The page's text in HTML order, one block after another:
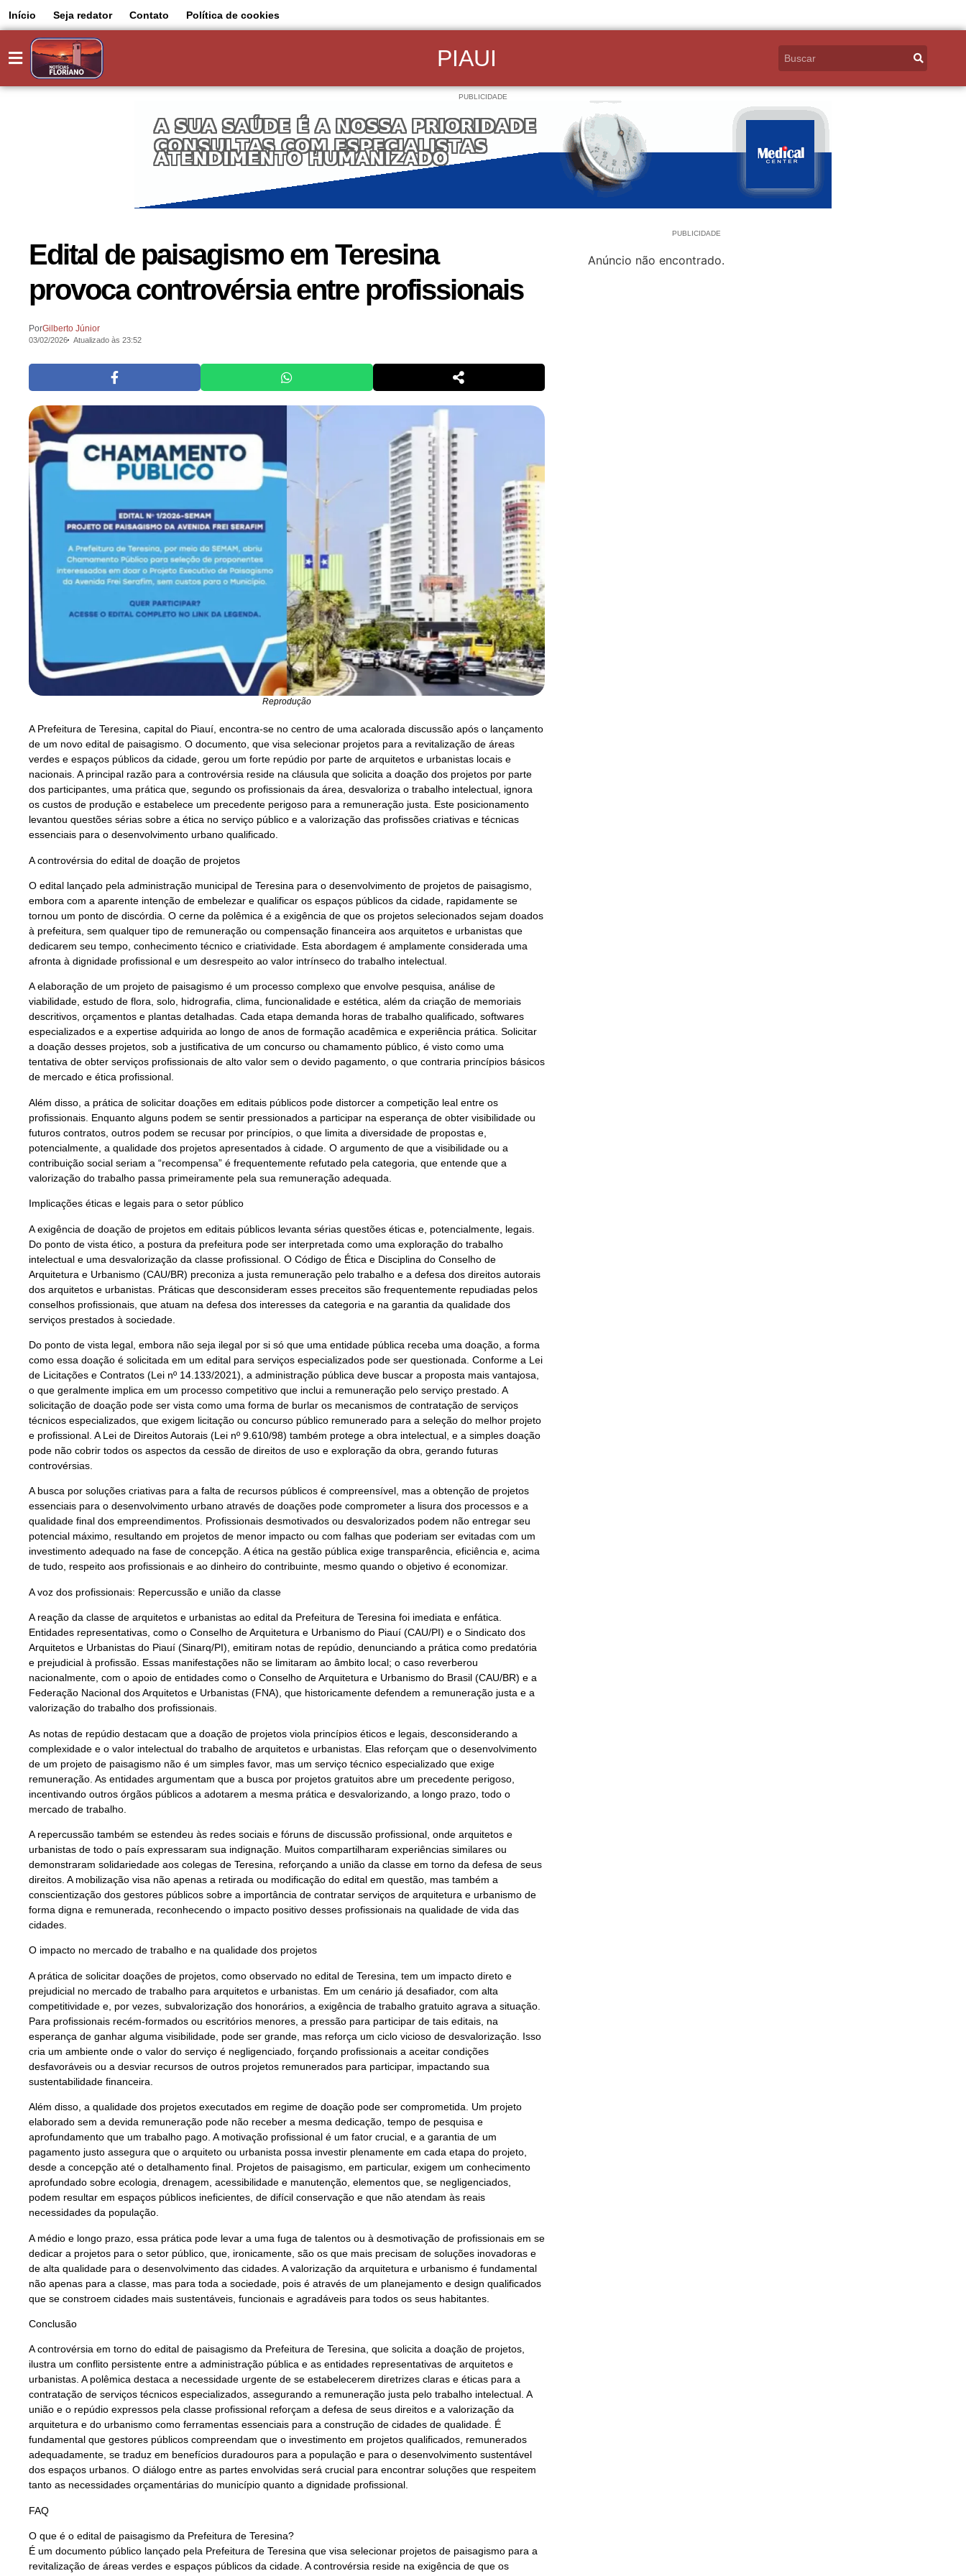
Início Seja redator Contato Política de cookies
PIAUI
PUBLICIDADE
Edital de paisagismo em Teresina
provoca controvérsia entre profissionais
PorGilberto Júnior
03/02/2026 Atualizado às 23:52
Reprodução
A Prefeitura de Teresina, capital do Piauí, encontra-se no centro de uma acalorada discussão após o lançamento
de um novo edital de paisagismo. O documento, que visa selecionar projetos para a revitalização de áreas
verdes e espaços públicos da cidade, gerou um forte repúdio por parte de arquitetos e urbanistas locais e
nacionais. A principal razão para a controvérsia reside na cláusula que solicita a doação dos projetos por parte
dos participantes, uma prática que, segundo os profissionais da área, desvaloriza o trabalho intelectual, ignora
os custos de produção e estabelece um precedente perigoso para a remuneração justa. Este posicionamento
levantou questões sérias sobre a ética no serviço público e a valorização das profissões criativas e técnicas
essenciais para o desenvolvimento urbano qualificado.
A controvérsia do edital de doação de projetos
O edital lançado pela administração municipal de Teresina para o desenvolvimento de projetos de paisagismo,
embora com a aparente intenção de embelezar e qualificar os espaços públicos da cidade, rapidamente se
tornou um ponto de discórdia. O cerne da polêmica é a exigência de que os projetos selecionados sejam doados
à prefeitura, sem qualquer tipo de remuneração ou compensação financeira aos arquitetos e urbanistas que
dedicarem seu tempo, conhecimento técnico e criatividade. Esta abordagem é amplamente considerada uma
afronta à dignidade profissional e um desrespeito ao valor intrínseco do trabalho intelectual.
A elaboração de um projeto de paisagismo é um processo complexo que envolve pesquisa, análise de
viabilidade, estudo de flora, solo, hidrografia, clima, funcionalidade e estética, além da criação de memoriais
descritivos, orçamentos e plantas detalhadas. Cada etapa demanda horas de trabalho qualificado, softwares
especializados e a expertise adquirida ao longo de anos de formação acadêmica e experiência prática. Solicitar
a doação desses projetos, sob a justificativa de um concurso ou chamamento público, é visto como uma
tentativa de obter serviços profissionais de alto valor sem o devido pagamento, o que contraria princípios básicos
de mercado e ética profissional.
Além disso, a prática de solicitar doações em editais públicos pode distorcer a competição leal entre os
profissionais. Enquanto alguns podem se sentir pressionados a participar na esperança de obter visibilidade ou
futuros contratos, outros podem se recusar por princípios, o que limita a diversidade de propostas e,
potencialmente, a qualidade dos projetos apresentados à cidade. O argumento de que a visibilidade ou a
contribuição social seriam a “recompensa” é frequentemente refutado pela categoria, que entende que a
valorização do trabalho passa primeiramente pela sua remuneração adequada.
Implicações éticas e legais para o setor público
A exigência de doação de projetos em editais públicos levanta sérias questões éticas e, potencialmente, legais.
Do ponto de vista ético, a postura da prefeitura pode ser interpretada como uma exploração do trabalho
intelectual e uma desvalorização da classe profissional. O Código de Ética e Disciplina do Conselho de
Arquitetura e Urbanismo (CAU/BR) preconiza a justa remuneração pelo trabalho e a defesa dos direitos autorais
dos arquitetos e urbanistas. Práticas que desconsideram esses preceitos são frequentemente repudiadas pelos
conselhos profissionais, que atuam na defesa dos interesses da categoria e na garantia da qualidade dos
serviços prestados à sociedade.
Do ponto de vista legal, embora não seja ilegal por si só que uma entidade pública receba uma doação, a forma
como essa doação é solicitada em um edital para serviços especializados pode ser questionada. Conforme a Lei
de Licitações e Contratos (Lei nº 14.133/2021), a administração pública deve buscar a proposta mais vantajosa,
o que geralmente implica em um processo competitivo que inclui a remuneração pelo serviço prestado. A
solicitação de doação pode ser vista como uma forma de burlar os mecanismos de contratação de serviços
técnicos especializados, que exigem licitação ou concurso público remunerado para a seleção do melhor projeto
e profissional. A Lei de Direitos Autorais (Lei nº 9.610/98) também protege a obra intelectual, e a simples doação
pode não cobrir todos os aspectos da cessão de direitos de uso e exploração da obra, gerando futuras
controvérsias.
A busca por soluções criativas para a falta de recursos públicos é compreensível, mas a obtenção de projetos
essenciais para o desenvolvimento urbano através de doações pode comprometer a lisura dos processos e a
qualidade final dos empreendimentos. Profissionais desmotivados ou desvalorizados podem não entregar seu
potencial máximo, resultando em projetos de menor impacto ou com falhas que poderiam ser evitadas com um
investimento adequado na fase de concepção. A ética na gestão pública exige transparência, eficiência e, acima
de tudo, respeito aos profissionais e ao dinheiro do contribuinte, mesmo quando o objetivo é economizar.
A voz dos profissionais: Repercussão e união da classe
A reação da classe de arquitetos e urbanistas ao edital da Prefeitura de Teresina foi imediata e enfática.
Entidades representativas, como o Conselho de Arquitetura e Urbanismo do Piauí (CAU/PI) e o Sindicato dos
Arquitetos e Urbanistas do Piauí (Sinarq/PI), emitiram notas de repúdio, denunciando a prática como predatória
e prejudicial à profissão. Essas manifestações não se limitaram ao âmbito local; o caso reverberou
nacionalmente, com o apoio de entidades como o Conselho de Arquitetura e Urbanismo do Brasil (CAU/BR) e a
Federação Nacional dos Arquitetos e Urbanistas (FNA), que historicamente defendem a remuneração justa e a
valorização do trabalho dos profissionais.
As notas de repúdio destacam que a doação de projetos viola princípios éticos e legais, desconsiderando a
complexidade e o valor intelectual do trabalho de arquitetos e urbanistas. Elas reforçam que o desenvolvimento
de um projeto de paisagismo não é um simples favor, mas um serviço técnico especializado que exige
remuneração. As entidades argumentam que a busca por projetos gratuitos abre um precedente perigoso,
incentivando outros órgãos públicos a adotarem a mesma prática e desvalorizando, a longo prazo, todo o
mercado de trabalho.
A repercussão também se estendeu às redes sociais e fóruns de discussão profissional, onde arquitetos e
urbanistas de todo o país expressaram sua indignação. Muitos compartilharam experiências similares ou
demonstraram solidariedade aos colegas de Teresina, reforçando a união da classe em torno da defesa de seus
direitos. A mobilização visa não apenas a retirada ou modificação do edital em questão, mas também a
conscientização dos gestores públicos sobre a importância de contratar serviços de arquitetura e urbanismo de
forma digna e remunerada, reconhecendo o impacto positivo desses profissionais na qualidade de vida das
cidades.
O impacto no mercado de trabalho e na qualidade dos projetos
A prática de solicitar doações de projetos, como observado no edital de Teresina, tem um impacto direto e
prejudicial no mercado de trabalho para arquitetos e urbanistas. Em um cenário já desafiador, com alta
competitividade e, por vezes, subvalorização dos honorários, a exigência de trabalho gratuito agrava a situação.
Para profissionais recém-formados ou escritórios menores, a pressão para participar de tais editais, na
esperança de ganhar alguma visibilidade, pode ser grande, mas reforça um ciclo vicioso de desvalorização. Isso
cria um ambiente onde o valor do serviço é negligenciado, forçando profissionais a aceitar condições
desfavoráveis ou a desviar recursos de outros projetos remunerados para participar, impactando sua
sustentabilidade financeira.
Além disso, a qualidade dos projetos executados em regime de doação pode ser comprometida. Um projeto
elaborado sem a devida remuneração pode não receber a mesma dedicação, tempo de pesquisa e
aprofundamento que um trabalho pago. A motivação profissional é um fator crucial, e a garantia de um
pagamento justo assegura que o arquiteto ou urbanista possa investir plenamente em cada etapa do projeto,
desde a concepção até o detalhamento final. Projetos de paisagismo, em particular, exigem um conhecimento
aprofundado sobre ecologia, drenagem, acessibilidade e manutenção, elementos que, se negligenciados,
podem resultar em espaços públicos ineficientes, de difícil conservação e que não atendam às reais
necessidades da população.
A médio e longo prazo, essa prática pode levar a uma fuga de talentos ou à desmotivação de profissionais em se
dedicar a projetos para o setor público, que, ironicamente, são os que mais precisam de soluções inovadoras e
de alta qualidade para o desenvolvimento das cidades. A valorização da arquitetura e urbanismo é fundamental
não apenas para a classe, mas para toda a sociedade, pois é através de um planejamento e design qualificados
que se constroem cidades mais sustentáveis, funcionais e agradáveis para todos os seus habitantes.
Conclusão
A controvérsia em torno do edital de paisagismo da Prefeitura de Teresina, que solicita a doação de projetos,
ilustra um conflito persistente entre a administração pública e as entidades representativas de arquitetos e
urbanistas. A polêmica destaca a necessidade urgente de se estabelecerem diretrizes claras e éticas para a
contratação de serviços técnicos especializados, assegurando a remuneração justa pelo trabalho intelectual. A
união e o repúdio expressos pela classe profissional reforçam a defesa de seus direitos e a valorização da
arquitetura e do urbanismo como ferramentas essenciais para a construção de cidades de qualidade. É
fundamental que gestores públicos compreendam que o investimento em projetos qualificados, remunerados
adequadamente, se traduz em benefícios duradouros para a população e para o desenvolvimento sustentável
dos espaços urbanos. O diálogo entre as partes envolvidas será crucial para encontrar soluções que respeitem
tanto as necessidades orçamentárias do município quanto a dignidade profissional.
FAQ
O que é o edital de paisagismo da Prefeitura de Teresina?
É um documento público lançado pela Prefeitura de Teresina que visa selecionar projetos de paisagismo para a
revitalização de áreas verdes e espaços públicos da cidade. A controvérsia reside na exigência de que os
PUBLICIDADE
Anúncio não encontrado.